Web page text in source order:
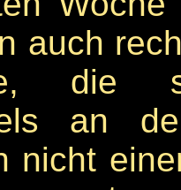
auch
die
an
nicht